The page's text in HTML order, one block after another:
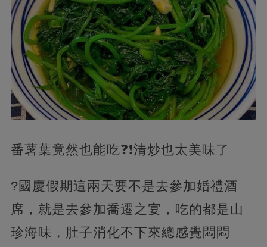
番薯葉竟然也能吃❓❗️清炒也太美味了
?國慶假期這兩天要不是去參加婚禮酒
席，就是去參加喬遷之宴，吃的都是山
珍海味，肚子消化不下來總感覺悶悶